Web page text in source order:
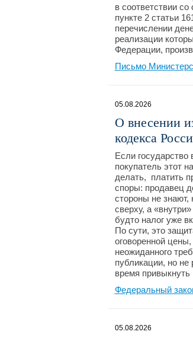
в соответствии
пункте 2 статьи
перечислении
реализации
Федерации,
Письмо
05.08.2026
О внесении
кодекса
Если
покупатель этот
делать, платить
споры: продавец
стороны не знают,
сверху, а
будто налог уже
По сути, это
оговоренной
неожиданного
публикации, но
время
Федеральный
05.08.2026